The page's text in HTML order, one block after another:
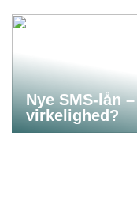
Nye SMS-lån
virkelighed?